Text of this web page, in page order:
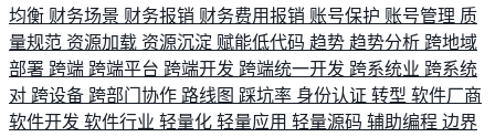
均衡 财务场景 财务报销 财务费用报销 账号保护 账号管理 质
量规范 资源加载 资源沉淀 赋能低代码 趋势 趋势分析 跨地域
部署 跨端 跨端平台 跨端开发 跨端统一开发 跨系统业 跨系统
对 跨设备 跨部门协作 路线图 踩坑率 身份认证 转型 软件厂商
软件开发 软件行业 轻量化 轻量应用 轻量源码 辅助编程 边界